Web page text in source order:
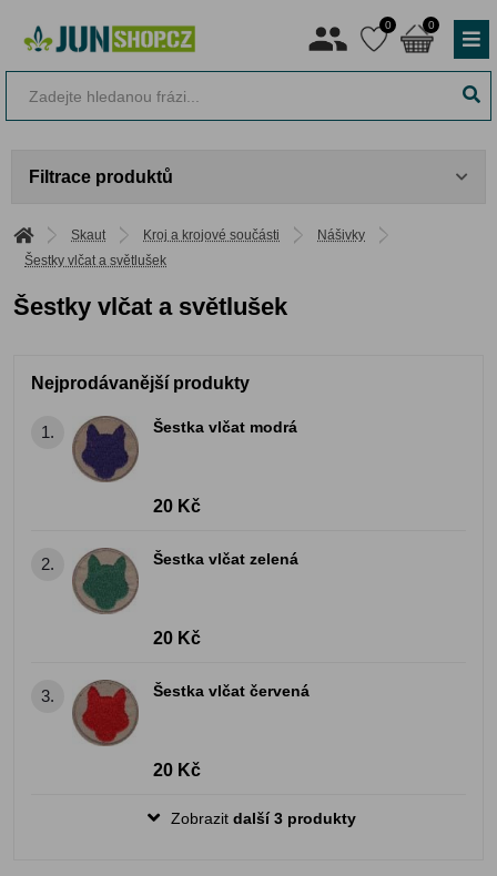
0 0
Filtrace produktů
Skaut Kroj a krojové součásti
Nášivky
Šestky vlčat a světlušek
Šestky vlčat a světlušek
Nejprodávanější produkty
1. Šestka vlčat modrá
20 Kč
2. Šestka vlčat zelená
20 Kč
3. Šestka vlčat červená
20 Kč
Zobrazit další 3 produkty